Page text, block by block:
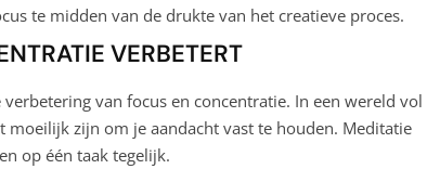
te midden van de drukte van het creatieve proces.
VERBETERT
van focus en concentratie. In een wereld vol
zijn om je aandacht vast te houden. Meditatie
op één taak tegelijk.